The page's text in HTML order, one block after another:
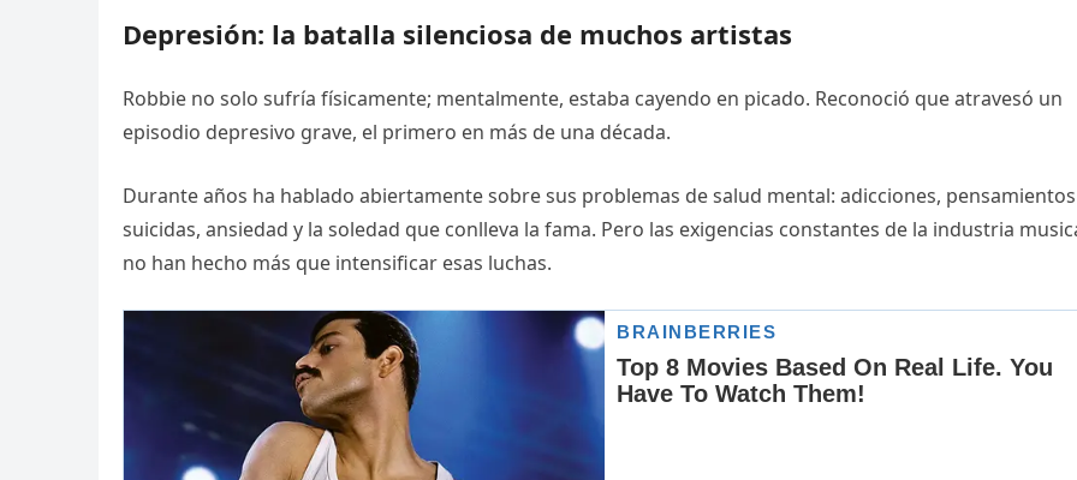
Depresión: la batalla silenciosa de muchos artistas
Robbie no solo sufría físicamente; mentalmente, estaba cayendo en picado. Reconoció que atravesó un
episodio depresivo grave, el primero en más de una década.
Durante años ha hablado abiertamente sobre sus problemas de salud mental: adicciones, pensamientos
suicidas, ansiedad y la soledad que conlleva la fama. Pero las exigencias constantes de la industria
no han hecho más que intensificar esas luchas.